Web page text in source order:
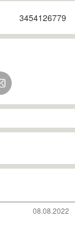
3454126779
08.08.2022